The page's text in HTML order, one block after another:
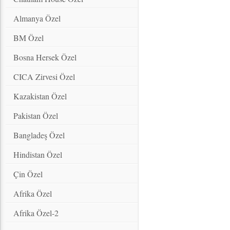
Almanya Özel
BM Özel
Bosna Hersek Özel
CICA Zirvesi Özel
Kazakistan Özel
Pakistan Özel
Bangladeş Özel
Hindistan Özel
Çin Özel
Afrika Özel
Afrika Özel-2